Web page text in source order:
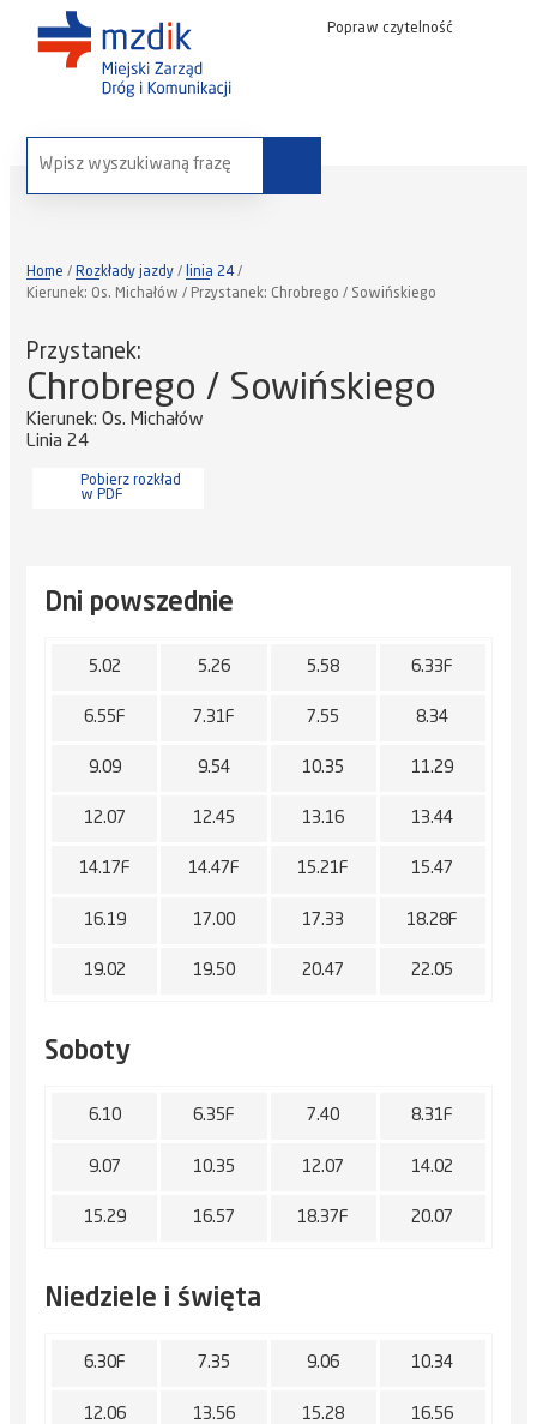
Popraw czytelność
wyszukaj na stronie:
Home Rozkłady jazdy
linia 24
Kierunek: Os. Michałów / Przystanek: Chrobrego / Sowińskiego
Przystanek:
Chrobrego / Sowińskiego
Kierunek: Os. Michałów
Linia 24
Pobierz rozkład
w PDF
Dni powszednie
5.02 5.26 5.58 6.33F
6.55F 7.31F 7.55 8.34
9.09 9.54 10.35 11.29
12.07 12.45 13.16 13.44
14.17F 14.47F 15.21F 15.47
16.19 17.00 17.33 18.28F
19.02 19.50 20.47 22.05
Soboty
6.10 6.35F 7.40 8.31F
9.07 10.35 12.07 14.02
15.29 16.57 18.37F 20.07
Niedziele i święta
6.30F 7.35 9.06 10.34
12.06 13.56 15.28 16.56